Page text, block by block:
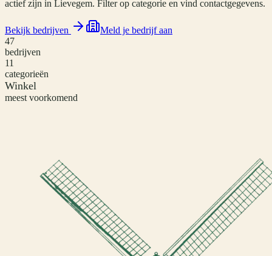
actief zijn in Lievegem. Filter op categorie en vind contactgegevens.
Bekijk bedrijven
Meld je bedrijf aan
47
bedrijven
11
categorieën
Winkel
meest voorkomend